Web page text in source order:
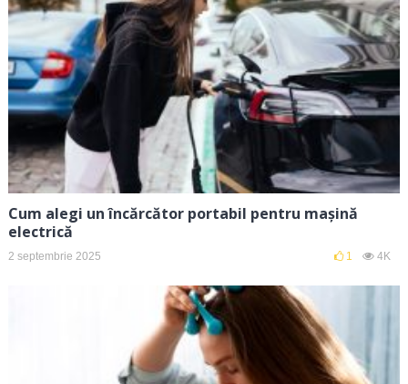
Cum alegi un încărcător portabil pentru mașină
electrică
2 septembrie 2025 1 4K